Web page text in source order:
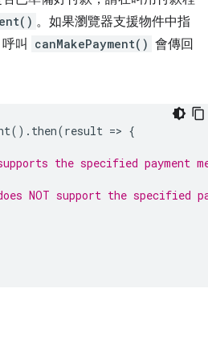
。如果瀏覽器支援物件中指
叫
canMakePayment() 會傳回
(). then(result => {
the specified payment
NOT support the specified